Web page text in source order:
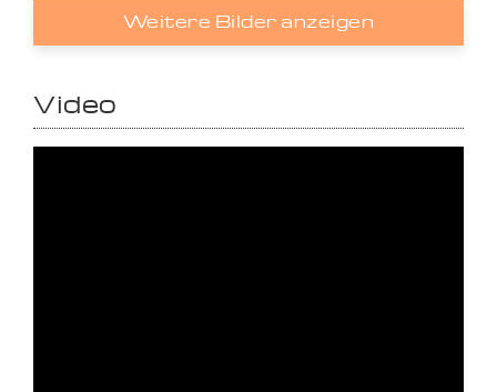
Weitere Bilder anzeigen
Video